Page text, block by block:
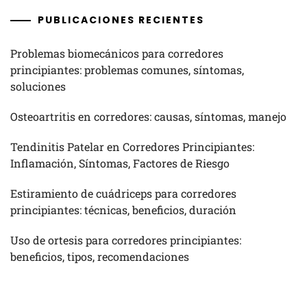
PUBLICACIONES RECIENTES
Problemas biomecánicos para corredores
principiantes: problemas comunes, síntomas,
soluciones
Osteoartritis en corredores: causas, síntomas, manejo
Tendinitis Patelar en Corredores Principiantes:
Inflamación, Síntomas, Factores de Riesgo
Estiramiento de cuádriceps para corredores
principiantes: técnicas, beneficios, duración
Uso de ortesis para corredores principiantes:
beneficios, tipos, recomendaciones